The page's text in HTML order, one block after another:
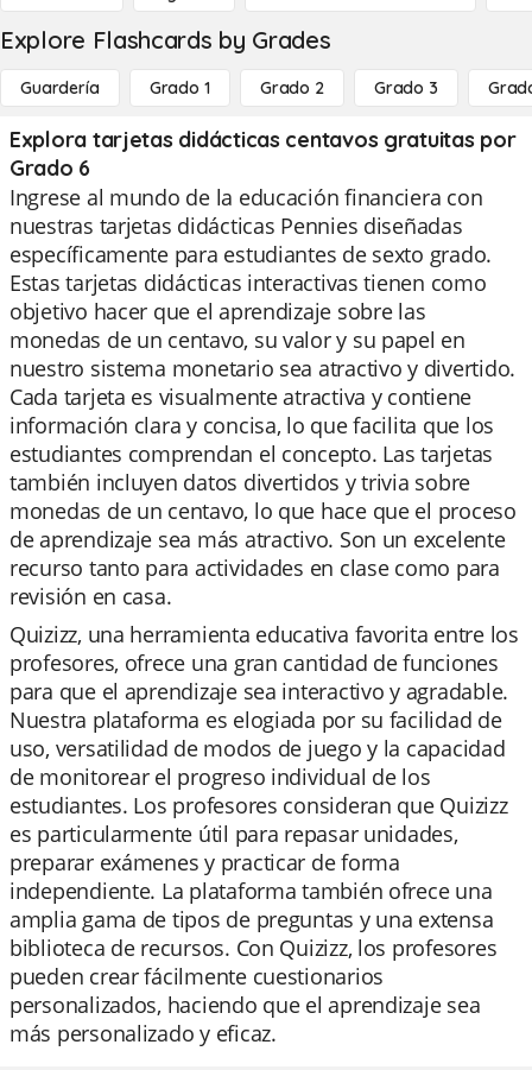
Explore Flashcards by Grades
Guardería Grado 1 Grado 2 Grado 3
Explora tarjetas didácticas centavos gratuitas por
Grado 6
Ingrese al mundo de la educación financiera con
nuestras tarjetas didácticas Pennies diseñadas
específicamente para estudiantes de sexto grado.
Estas tarjetas didácticas interactivas tienen como
objetivo hacer que el aprendizaje sobre las
monedas de un centavo, su valor y su papel en
nuestro sistema monetario sea atractivo y divertido.
Cada tarjeta es visualmente atractiva y contiene
información clara y concisa, lo que facilita que los
estudiantes comprendan el concepto. Las tarjetas
también incluyen datos divertidos y trivia sobre
monedas de un centavo, lo que hace que el proceso
de aprendizaje sea más atractivo. Son un excelente
recurso tanto para actividades en clase como para
revisión en casa.
Quizizz, una herramienta educativa favorita entre los
profesores, ofrece una gran cantidad de funciones
para que el aprendizaje sea interactivo y agradable.
Nuestra plataforma es elogiada por su facilidad de
uso, versatilidad de modos de juego y la capacidad
de monitorear el progreso individual de los
estudiantes. Los profesores consideran que Quizizz
es particularmente útil para repasar unidades,
preparar exámenes y practicar de forma
independiente. La plataforma también ofrece una
amplia gama de tipos de preguntas y una extensa
biblioteca de recursos. Con Quizizz, los profesores
pueden crear fácilmente cuestionarios
personalizados, haciendo que el aprendizaje sea
más personalizado y eficaz.